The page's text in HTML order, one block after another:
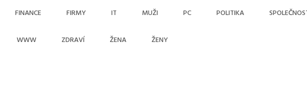
FINANCE FIRMY IT MUŽI PC POLITIKA
WWW ZDRAVÍ ŽENA ŽENY